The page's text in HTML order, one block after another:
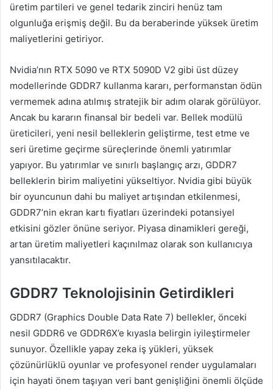
üretim partileri ve genel tedarik zinciri henüz tam
olgunluğa erişmiş değil. Bu da beraberinde yüksek üretim
maliyetlerini getiriyor.
Nvidia’nın RTX 5090 ve RTX 5090D V2 gibi üst düzey
modellerinde GDDR7 kullanma kararı, performanstan ödün
vermemek adına atılmış stratejik bir adım olarak görülüyor.
Ancak bu kararın finansal bir bedeli var. Bellek modülü
üreticileri, yeni nesil belleklerin geliştirme, test etme ve
seri üretime geçirme süreçlerinde önemli yatırımlar
yapıyor. Bu yatırımlar ve sınırlı başlangıç arzı, GDDR7
belleklerin birim maliyetini yükseltiyor. Nvidia gibi büyük
bir oyuncunun dahi bu maliyet artışından etkilenmesi,
GDDR7’nin ekran kartı fiyatları üzerindeki potansiyel
etkisini gözler önüne seriyor. Piyasa dinamikleri gereği,
artan üretim maliyetleri kaçınılmaz olarak son kullanıcıya
yansıtılacaktır.
GDDR7 Teknolojisinin Getirdikleri
GDDR7 (Graphics Double Data Rate 7) bellekler, önceki
nesil GDDR6 ve GDDR6X’e kıyasla belirgin iyileştirmeler
sunuyor. Özellikle yapay zeka iş yükleri, yüksek
çözünürlüklü oyunlar ve profesyonel render uygulamaları
için hayati önem taşıyan veri bant genişliğini önemli ölçüde